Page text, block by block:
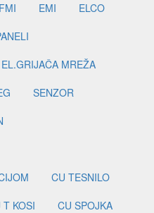
FMI EMI
ELCO
EL.GRIJAČA MREŽA
SENZOR
CU TESNILO
T KOSI
CU SPOJKA